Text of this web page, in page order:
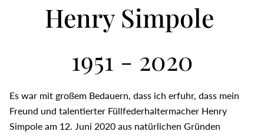
Henry Simpole
1951 - 2020
Es war mit großem Bedauern, dass ich erfuhr, dass mein
Freund und talentierter Füllfederhaltermacher Henry
Simpole am 12. Juni 2020 aus natürlichen Gründen